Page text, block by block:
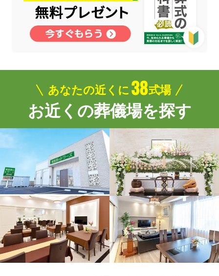
あなたの近くに 38式場
お近くの葬儀場を探す